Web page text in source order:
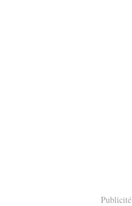
Publicité